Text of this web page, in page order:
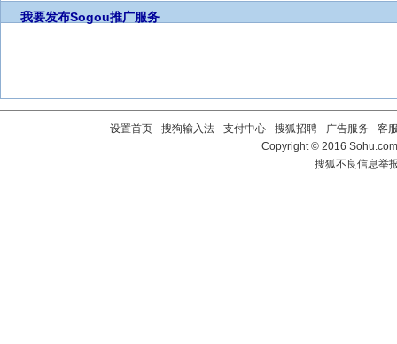
我要发布Sogou推广服务
设置首页 - 搜狗输入法 - 支付中心 - 搜狐招聘 - 广告服务 - 客
Copyright©2016
搜狐不良信息举